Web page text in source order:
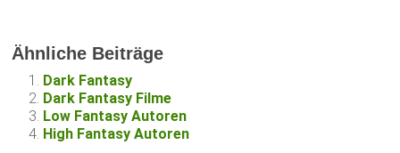
Ähnliche Beiträge
Dark Fantasy
Dark Fantasy Filme
Low Fantasy Autoren
High Fantasy Autoren